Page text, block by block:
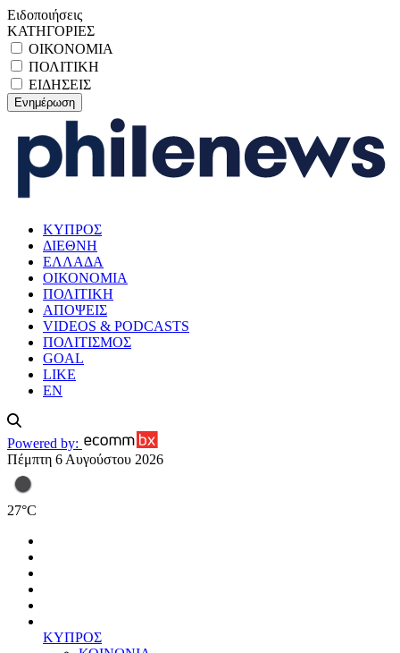
Ειδοποιήσεις
ΚΑΤΗΓΟΡΙΕΣ
ΟΙΚΟΝΟΜΙΑ
ΠΟΛΙΤΙΚΗ
ΕΙΔΗΣΕΙΣ
ΚΥΠΡΟΣ
ΔΙΕΘΝΗ
ΕΛΛΑΔΑ
ΟΙΚΟΝΟΜΙΑ
ΠΟΛΙΤΙΚΗ
ΑΠΟΨΕΙΣ
VIDEOS & PODCASTS
ΠΟΛΙΤΙΣΜΟΣ
GOAL
LIKE
EN
Powered by:
Πέμπτη 6 Αυγούστου 2026
27°C
ΚΥΠΡΟΣ